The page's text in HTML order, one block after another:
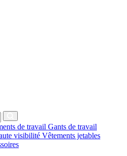
de travail Gants de travail
visibilité Vêtements jetables